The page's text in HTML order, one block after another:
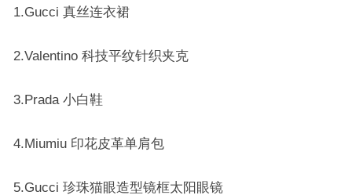
1.Gucci 真丝连衣裙
2.Valentino 科技平纹针织夹克
3.Prada 小白鞋
4.Miumiu 印花皮革单肩包
5.Gucci 珍珠猫眼造型镜框太阳眼镜